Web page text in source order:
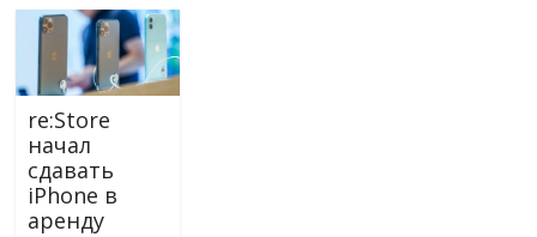
re:Store
начал
сдавать
iPhone в
аренду